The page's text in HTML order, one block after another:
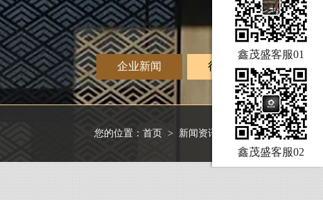
企业新闻 行业动态
您的位置： 首页 > 新闻资讯 行业资讯
鑫茂盛客服01
鑫茂盛客服02